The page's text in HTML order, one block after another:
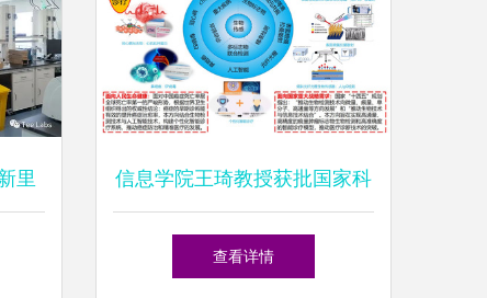
里
启
信息学院王琦教授获批国家科
技重大专项 助力信息科技领
查看详情